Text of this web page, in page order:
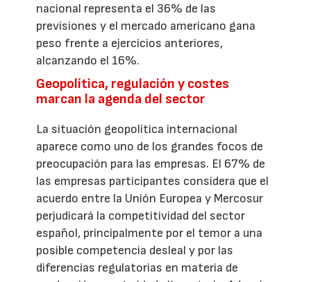
nacional representa el 36% de las
previsiones y el mercado americano gana
peso frente a ejercicios anteriores,
alcanzando el 16%.
Geopolítica, regulación y costes
marcan la agenda del sector
La situación geopolítica internacional
aparece como uno de los grandes focos de
preocupación para las empresas. El 67% de
las empresas participantes considera que el
acuerdo entre la Unión Europea y Mercosur
perjudicará la competitividad del sector
español, principalmente por el temor a una
posible competencia desleal y por las
diferencias regulatorias en materia de